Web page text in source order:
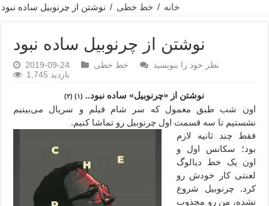
خانه / خط خطی / نوشتن از چرنوبیل ساده نبود
نوشتن از چرنوبیل ساده نبود
2019-09-24 خط خطی
نظر خود را بنویسید
1,745 بازدید
نوشتن از «چرنوبیل» ساده نبود.. (۱) (۲)
اون شب طبق معمول که سر شام فیلم و سریال می‌بینیم
نشستیم تا سه قسمت اول چرنوبیل رو تماشا کنیم.
فقط چند ثانیه لازم
بود؛ سکانس اول و
اون یک خط دیالوگ
لعنتی کار خودش رو
کرد. چرنوبیل شروع
نشده، من رو مجذوب